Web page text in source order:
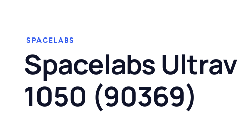
SPACELABS
Spacelabs
1050 (90369)